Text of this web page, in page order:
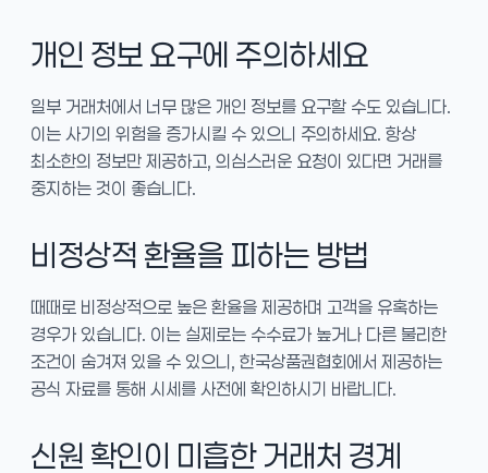
개인 정보 요구에 주의하세요
일부 거래처에서 너무 많은 개인 정보를 요구할 수도 있습니다.
이는 사기의 위험을 증가시킬 수 있으니 주의하세요. 항상
최소한의 정보만 제공하고, 의심스러운 요청이 있다면 거래를
중지하는 것이 좋습니다.
비정상적 환율을 피하는 방법
때때로 비정상적으로 높은 환율을 제공하며 고객을 유혹하는
경우가 있습니다. 이는 실제로는 수수료가 높거나 다른 불리한
조건이 숨겨져 있을 수 있으니, 한국상품권협회에서 제공하는
공식 자료를 통해 시세를 사전에 확인하시기 바랍니다.
신원 확인이 미흡한 거래처 경계